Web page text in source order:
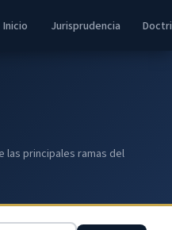
Inicio Jurisprudencia
las principales ramas del